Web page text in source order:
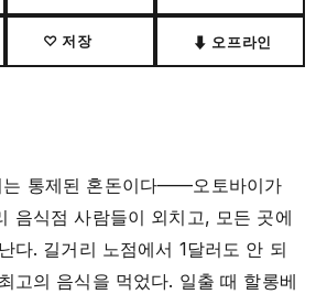
♡ 저장 ⬇ 오프라인
는 통제된 혼돈이다——오토바이가
음식점 사람들이 외치고, 모든 곳에
다. 길거리 노점에서 1달러도 안 되
고의 음식을 먹었다. 일출 때 할롱베